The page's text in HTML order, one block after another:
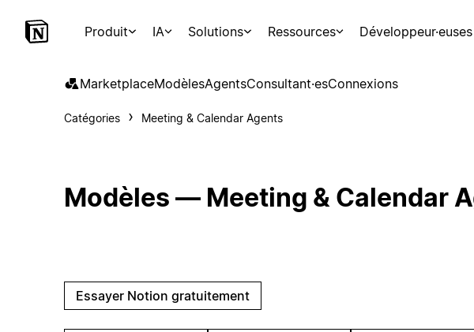
Produit IA Solutions Ressources Développeur·euses
MarketplaceModèlesAgentsConsultant·esConnexions
Catégories Meeting & Calendar Agents
Modèles — Meeting & Calendar
Essayer Notion gratuitement